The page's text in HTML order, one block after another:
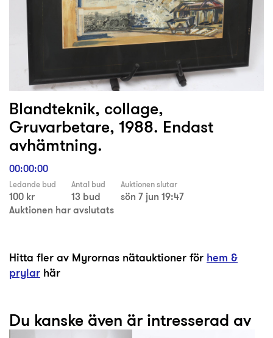
Blandteknik, collage,
Gruvarbetare, 1988. Endast
avhämtning.
00:00:00
Ledande bud
100 kr
Antal bud
13 bud
Auktionen slutar
sön 7 jun 19:47
Auktionen har avslutats
Hitta fler av Myrornas nätauktioner för hem &
prylar här
Du kanske även är intresserad av